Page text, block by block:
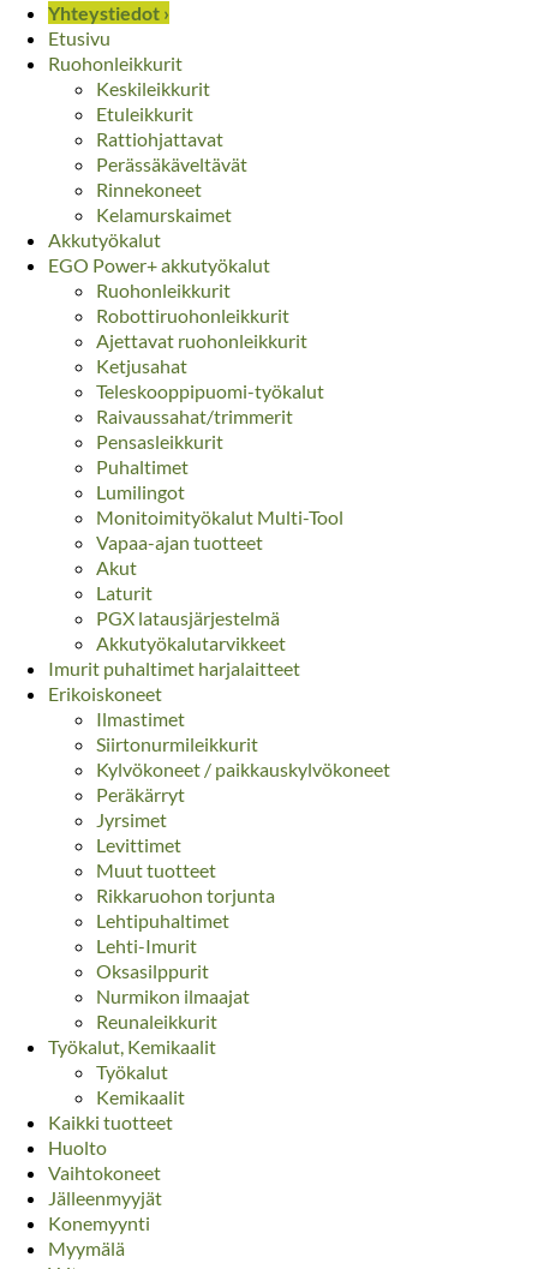
Yhteystiedot ›
Etusivu
Ruohonleikkurit
Keskileikkurit
Etuleikkurit
Rattiohjattavat
Perässäkäveltävät
Rinnekoneet
Kelamurskaimet
Akkutyökalut
EGO Power+ akkutyökalut
Ruohonleikkurit
Robottiruohonleikkurit
Ajettavat ruohonleikkurit
Ketjusahat
Teleskooppipuomi-työkalut
Raivaussahat/trimmerit
Pensasleikkurit
Puhaltimet
Lumilingot
Monitoimityökalut Multi-Tool
Vapaa-ajan tuotteet
Akut
Laturit
PGX latausjärjestelmä
Akkutyökalutarvikkeet
Imurit puhaltimet harjalaitteet
Erikoiskoneet
Ilmastimet
Siirtonurmileikkurit
Kylvökoneet / paikkauskylvökoneet
Peräkärryt
Jyrsimet
Levittimet
Muut tuotteet
Rikkaruohon torjunta
Lehtipuhaltimet
Lehti-Imurit
Oksasilppurit
Nurmikon ilmaajat
Reunaleikkurit
Työkalut, Kemikaalit
Työkalut
Kemikaalit
Kaikki tuotteet
Huolto
Vaihtokoneet
Jälleenmyyjät
Konemyynti
Myymälä